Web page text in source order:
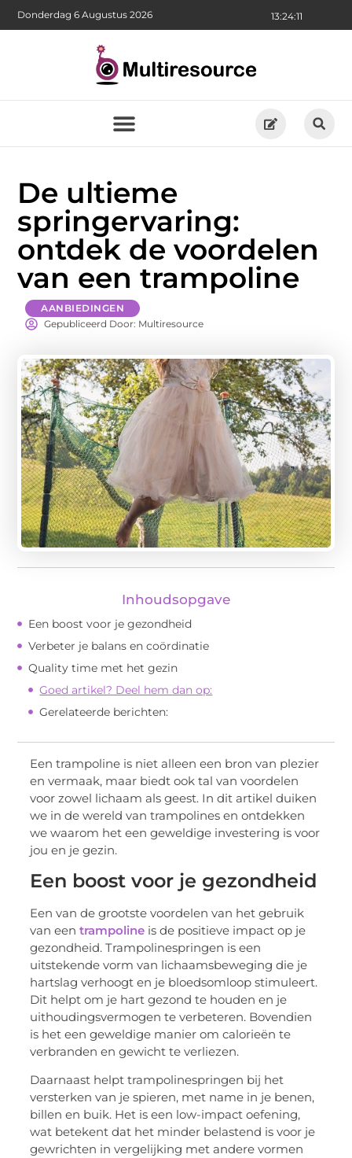
13:24:12
Donderdag 6 Augustus 2026
De ultieme
springervaring:
ontdek de voordelen
van een trampoline
AANBIEDINGEN
Gepubliceerd Door: Multiresource
Inhoudsopgave
Een boost voor je gezondheid
Verbeter je balans en coördinatie
Quality time met het gezin
Goed artikel? Deel hem dan op:
Gerelateerde berichten:
Een trampoline is niet alleen een bron van plezier
en vermaak, maar biedt ook tal van voordelen
voor zowel lichaam als geest. In dit artikel duiken
we in de wereld van trampolines en ontdekken
we waarom het een geweldige investering is voor
jou en je gezin.
Een boost voor je gezondheid
Een van de grootste voordelen van het gebruik
van eentrampoline is de positieve impact op je
gezondheid. Trampolinespringen is een
uitstekende vorm van lichaamsbeweging die je
hartslag verhoogt en je bloedsomloop stimuleert.
Dit helpt om je hart gezond te houden en je
uithoudingsvermogen te verbeteren. Bovendien
is het een geweldige manier om calorieën te
verbranden en gewicht te verliezen.
Daarnaast helpt trampolinespringen bij het
versterken van je spieren, met name in je benen,
billen en buik. Het is een low-impact oefening,
wat betekent dat het minder belastend is voor je
gewrichten in vergelijking met andere vormen